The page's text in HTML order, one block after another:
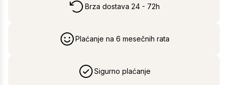
Brza dostava 24 - 72h
Plaćanje na 6 mesečnih rata
Sigurno plaćanje